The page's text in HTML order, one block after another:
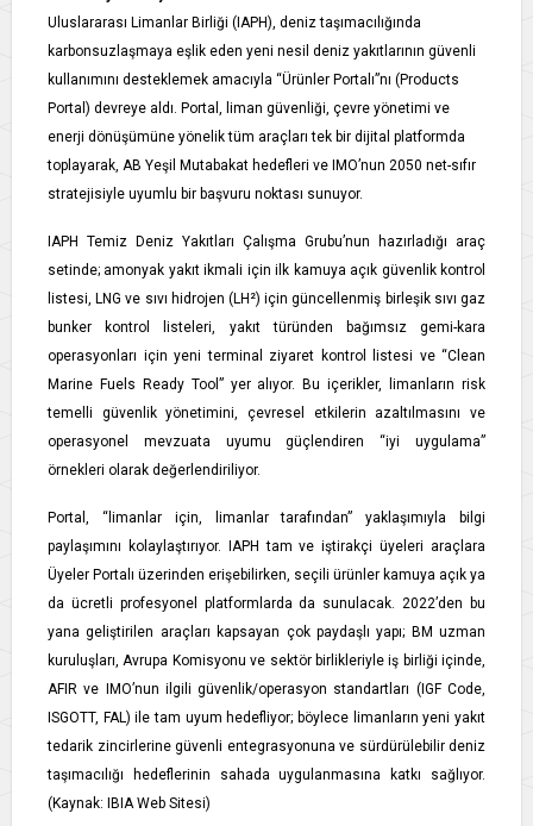
Uluslararası Limanlar Birliği (IAPH), deniz taşımacılığında
karbonsuzlaşmaya eşlik eden yeni nesil deniz yakıtlarının güvenli
kullanımını desteklemek amacıyla “Ürünler Portalı”nı (Products
Portal) devreye aldı. Portal, liman güvenliği, çevre yönetimi ve
enerji dönüşümüne yönelik tüm araçları tek bir dijital platformda
toplayarak, AB Yeşil Mutabakat hedefleri ve IMO’nun 2050 net-sıfır
stratejisiyle uyumlu bir başvuru noktası sunuyor.
IAPH Temiz Deniz Yakıtları Çalışma Grubu’nun hazırladığı araç
setinde; amonyak yakıt ikmali için ilk kamuya açık güvenlik kontrol
listesi, LNG ve sıvı hidrojen (LH²) için güncellenmiş birleşik sıvı gaz
bunker kontrol listeleri, yakıt türünden bağımsız gemi-kara
operasyonları için yeni terminal ziyaret kontrol listesi ve “Clean
Marine Fuels Ready Tool” yer alıyor. Bu içerikler, limanların risk
temelli güvenlik yönetimini, çevresel etkilerin azaltılmasını ve
operasyonel mevzuata uyumu güçlendiren “iyi uygulama”
örnekleri olarak değerlendiriliyor.
Portal, “limanlar için, limanlar tarafından” yaklaşımıyla bilgi
paylaşımını kolaylaştırıyor. IAPH tam ve iştirakçi üyeleri araçlara
Üyeler Portalı üzerinden erişebilirken, seçili ürünler kamuya açık ya
da ücretli profesyonel platformlarda da sunulacak. 2022’den bu
yana geliştirilen araçları kapsayan çok paydaşlı yapı; BM uzman
kuruluşları, Avrupa Komisyonu ve sektör birlikleriyle iş birliği içinde,
AFIR ve IMO’nun ilgili güvenlik/operasyon standartları (IGF Code,
ISGOTT, FAL) ile tam uyum hedefliyor; böylece limanların yeni yakıt
tedarik zincirlerine güvenli entegrasyonuna ve sürdürülebilir deniz
taşımacılığı hedeflerinin sahada uygulanmasına katkı sağlıyor.
(Kaynak: IBIA Web Sitesi)